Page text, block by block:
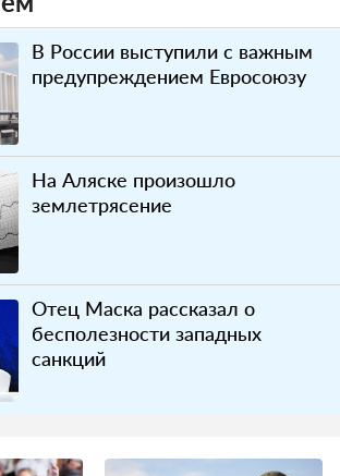
В России выступили с важным
предупреждением Евросоюзу
На Аляске произошло
землетрясение
Отец Маска рассказал о
бесполезности западных
санкций